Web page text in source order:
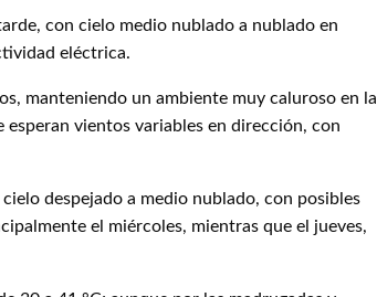
con cielo medio nublado a nublado en
eléctrica.
manteniendo un ambiente muy caluroso en la
esperan vientos variables en dirección, con
despejado a medio nublado, con posibles
el miércoles, mientras que el jueves,